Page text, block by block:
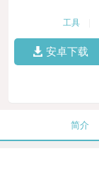
工具
安卓下载
简介